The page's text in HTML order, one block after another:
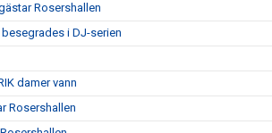
Rosershallen
i DJ-serien
damer vann
Rosershallen